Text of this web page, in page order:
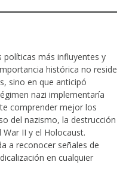
más influyentes y
histórica no reside
sino en que anticipó
nazi implementaría
comprender mejor los
del nazismo, la destrucción
War II y el Holocaust.
a reconocer señales de
en cualquier